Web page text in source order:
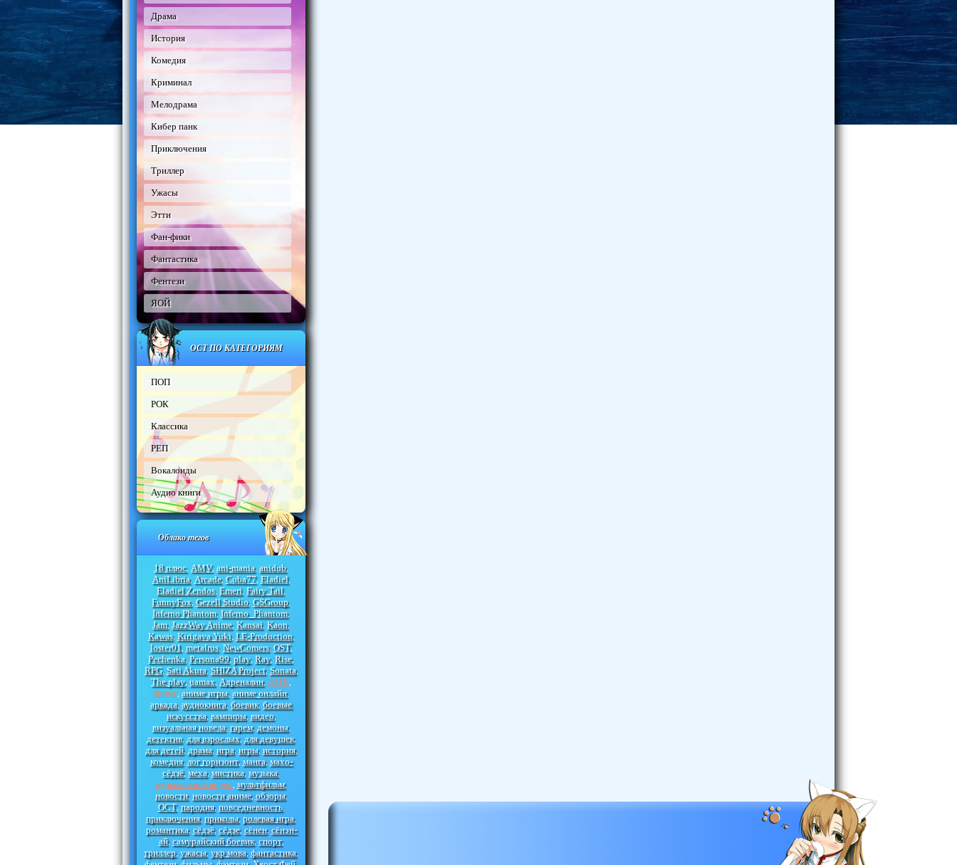
Драма
История
Комедия
Криминал
Мелодрама
Кибер панк
Приключения
Триллер
Ужасы
Этти
Фан-фики
Фантастика
Фентези
ЯОЙ
ОСТ ПО КАТЕГОРИЯМ
ПОП
РОК
Классика
РЕП
Вокалоиды
Аудио книги
Облако тегов
18 плюс, AMV, ani-mania, anidub,
AniLibria, Arcade, Cuba77, Eladiel,
Eladiel Zendos, Emeri, Fairy Tail,
FunnyFox, Gezell Studio, GSGroup,
Inferno Phantom, Inferno_Phantom,
Jam, JazzWay Anime, Kansai, Kaon,
Kawas, Kirigava Yuki, LE-Production,
loster01, metalrus, NewComers, OST,
Pechenka, Persona99, play, Ray, Rise,
RPG, Sati Akura, SHIZA Project, Sonata,
The play, uamax, Адреналин, АМВ
аниме аниме игры, аниме онлайн,
аркада, аудиокнига, боевик, боевые
искусства, вампиры, видео,
визуальная новела, гарем, демоны,
детектив, для взрослых, для девушек,
для детей, драма, игра, игры, история,
комедия, лог горизонт, манга, махо-
сёдзё, меха, мистика, музыка,
музыкальное видео мультфильм,
новости, новости аниме, обзоры,
ОСТ, пародия, повседневность,
приключения, приколы, ролевая игра,
романтика, сёдзё, сёдзе, сёнен, сёнэн-
ай, самурайский боевик, спорт,
триллер, ужасы, укр мова, фантастика,